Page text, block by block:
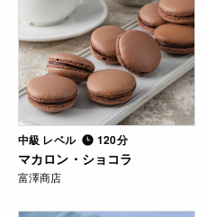
中級 レベル 120分
マカロン・ショコラ
富澤商店